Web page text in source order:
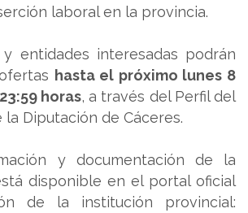
laboral en la provincia.
entidades interesadas podrán
hasta el próximo lunes 8
horas, a través del Perfil del
Diputación de Cáceres.
y documentación de la
disponible en el portal oficial
de la institución provincial: